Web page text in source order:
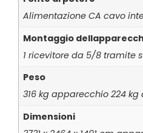
Alimentazione CA cavo
Montaggio
1 ricevitore da 5/8 tramite
Peso
316 kg apparecchio 224
Dimensioni